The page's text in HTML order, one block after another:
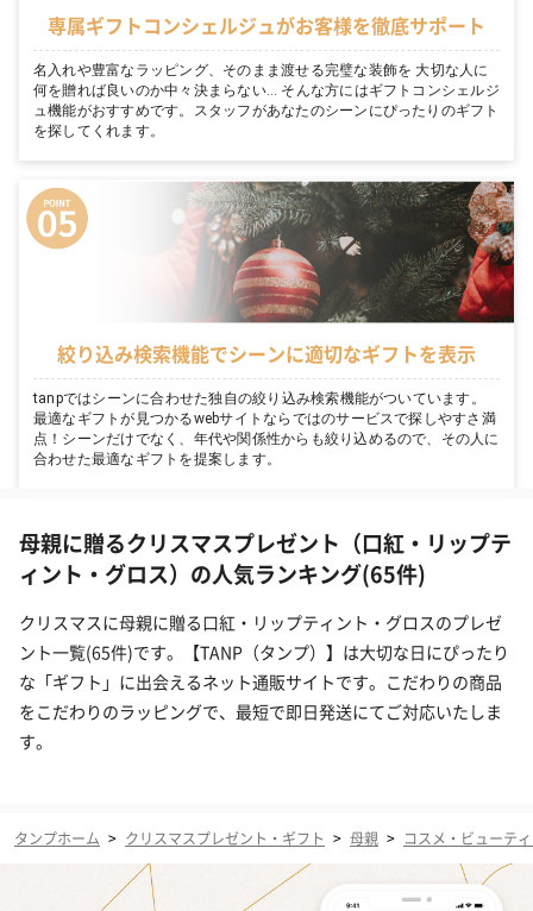
専属ギフトコンシェルジュがお客様を徹底サポート
名入れや豊富なラッピング、そのまま渡せる完璧な装飾を 大切な人に
何を贈れば良いのか中々決まらない… そんな方にはギフトコンシェルジ
ュ機能がおすすめです。スタッフがあなたのシーンにぴったりのギフト
を探してくれます。
絞り込み検索機能でシーンに適切なギフトを表示
tanpではシーンに合わせた独自の絞り込み検索機能がついています。
最適なギフトが見つかるwebサイトならではのサービスで探しやすさ満
点！シーンだけでなく、年代や関係性からも絞り込めるので、その人に
合わせた最適なギフトを提案します。
母親に贈るクリスマスプレゼント（口紅・リップテ
ィント・グロス）の人気ランキング(65件)
クリスマスに母親に贈る口紅・リップティント・グロスのプレゼ
ント一覧(65件)です。【TANP（タンプ）】は大切な日にぴったり
な「ギフト」に出会えるネット通販サイトです。こだわりの商品
をこだわりのラッピングで、最短で即日発送にてご対応いたしま
す。
タンプホーム > クリスマスプレゼント・ギフト > 母親 > コスメ・ビューテ